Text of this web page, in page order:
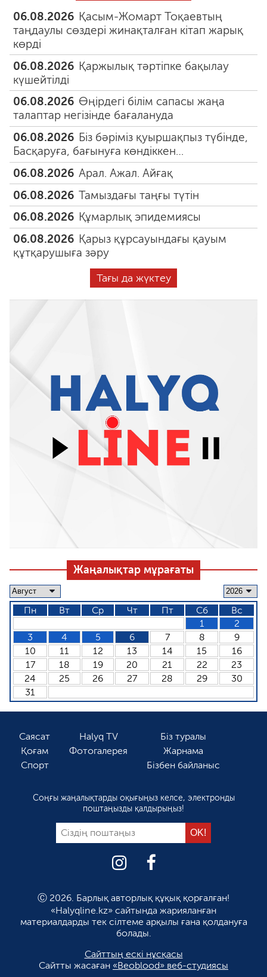
06.08.2026 Қасым-Жомарт Тоқаевтың
таңдаулы сөздері жинақталған кітап жарық
көрді
06.08.2026 Қаржылық тәртіпке бақылау
күшейтілді
06.08.2026 Өңірдегі білім сапасы жаңа
талаптар негізінде бағалануда
06.08.2026 Біз бәріміз қуыршақпыз түбінде,
Басқаруға, бағынуға көндіккен…
06.08.2026 Арал. Ажал. Айғақ
06.08.2026 Тамыздағы таңғы түтін
06.08.2026 Құмарлық эпидемиясы
06.08.2026 Қарыз құрсауындағы қауым
құтқарушыға зәру
Тағы да жүктеу
Жаңалықтар мұрағаты
Пн Вт Ср Чт Пт Сб
Вс
1
2
3
4 5 6 7 8
9
10
11 12 13 14 15
16
17
18 19 20 21 22
23
24
25 26 27 28 29
30
31
Саясат
Қоғам
Спорт
Halyq TV
Фотогалерея
Біз туралы
Жарнама
Бізбен байланыс
Соңғы жаңалықтарды оқығыңыз келсе, электронды
поштаңызды қалдырыңыз!
Ⓒ 2026. Барлық авторлық құқық қорғалған!
«Halyqline.kz» сайтында жарияланған
материалдарды тек сілтеме арқылы ғана қолдануға
болады.
Сайттың ескі нұсқасы
Сайтты жасаған «Beoblood» веб-студиясы